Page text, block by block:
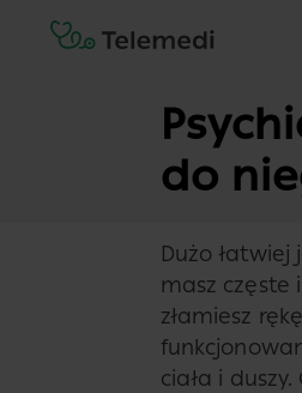
do
Dużo
masz częste
złamiesz
ciała i